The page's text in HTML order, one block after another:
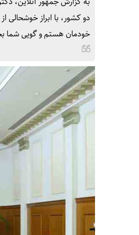
دو کشور، با ابراز
خودمان هستم و گویی شما